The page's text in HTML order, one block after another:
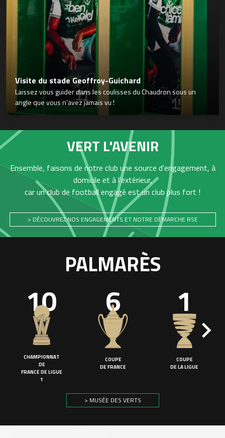
Visite du stade Geoffroy-Guichard
Laissez vous guider dans les coulisses du Chaudron sous un
angle que vous n’avez jamais vu !
VERT L'AVENIR
Ensemble, faisons de notre club une source d'engagement, à
domicile et à l'extérieur,
car un club de football engagé est un club plus fort !
> DÉCOUVREZ NOS ENGAGEMENTS ET NOTRE DÉMARCHE RSE
PALMARÈS
10
CHAMPIONNAT
DE
FRANCE DE LIGUE
1
6
COUPE
DE FRANCE
1
COUPE
DE LA LIGUE
> MUSÉE DES VERTS